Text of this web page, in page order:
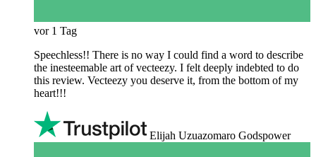
vor 1 Tag
Speechless!! There is no way I could find a word to describe
the inesteemable art of vecteezy. I felt deeply indebted to do
this review. Vecteezy you deserve it, from the bottom of my
heart!!!
Elijah Uzuazomaro Godspower